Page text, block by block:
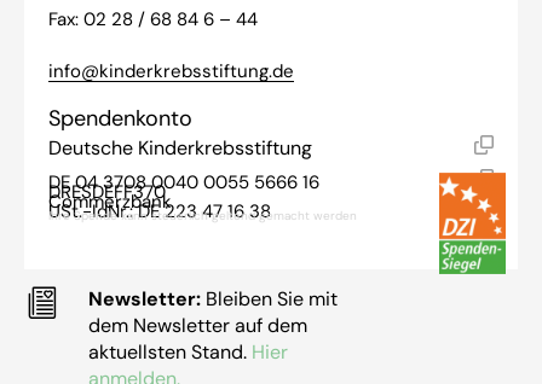
Fax: 02 28 / 68 84 6 – 44
info@kinderkrebsstiftung.de
Spendenkonto
Deutsche Kinderkrebsstiftung
DE 04 3708 0040 0055 5666 16
DRESDEFF370
Commerzbank
USt.-IdNr.: DE 223 47 16 38
Ihre Spende kann steuerlich geltend gemacht werden
Newsletter:Bleiben Sie mit
dem Newsletter auf dem
aktuellsten Stand. Hier
anmelden.